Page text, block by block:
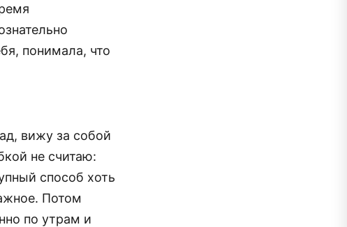
понимала, что
вижу за собой
не считаю:
способ хоть
Потом
по утрам и